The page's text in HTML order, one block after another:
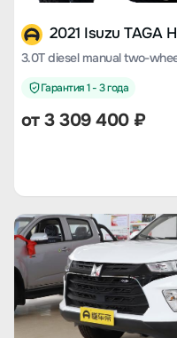
2021 Isuzu TAGA H
Гарантия 1 - 3 года
от 3 309 400 ₽